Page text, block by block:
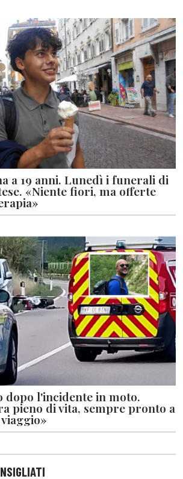
a 19 anni. Lunedì i funerali di
«Niente fiori, ma offerte
dopo l'incidente in moto.
pieno di vita, sempre pronto a